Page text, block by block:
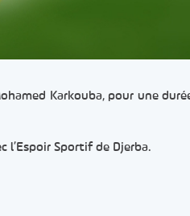
Karkouba, pour une
l’Espoir Sportif de Djerba.